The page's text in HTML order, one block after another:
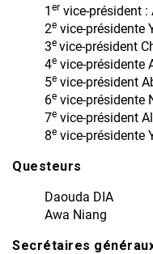
1 er vice-président
2e vice-présidente
3e vice-président
4e vice-présidente
5e vice-président
6e vice-présidente
7e vice-président
8e vice-présidente
Questeurs
Daouda DIA
Awa Niang
Secrétaires